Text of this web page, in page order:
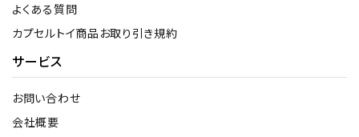
よくある質問
カプセルトイ商品お取り引き規約
サービス
お問い合わせ
会社概要